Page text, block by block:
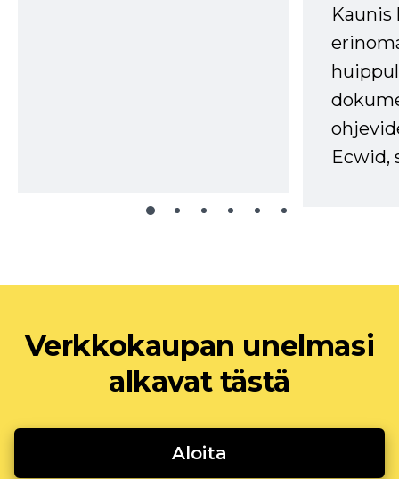
Kaunis
Ecwid,
Verkkokaupan unelmasi
alkavat tästä
Aloita